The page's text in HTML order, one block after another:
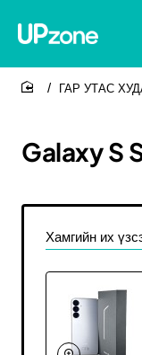
Galaxy S
ГАР УТАС
Хамгийн их